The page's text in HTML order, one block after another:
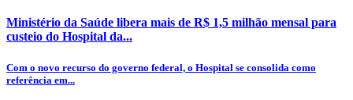
Ministério da Saúde libera mais de R$ 1,5 milhão mensal para
custeio do Hospital da...
Com o novo recurso do governo federal, o Hospital se consolida como
referência em...